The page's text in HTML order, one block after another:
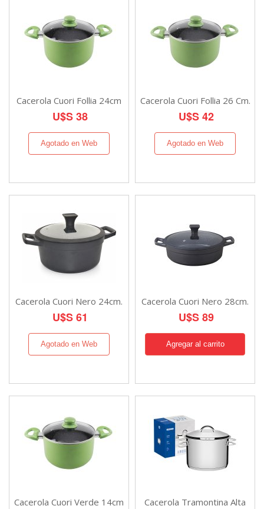
Cacerola Cuori Follia 24cm
U$S 38
Agotado en Web
Cacerola Cuori Follia 26 Cm.
U$S 42
Agotado en Web
Cacerola Cuori Nero 24cm.
U$S 61
Agotado en Web
Cacerola Cuori Nero 28cm.
U$S 89
Cacerola Cuori Verde 14cm Cacerola Tramontina Alta